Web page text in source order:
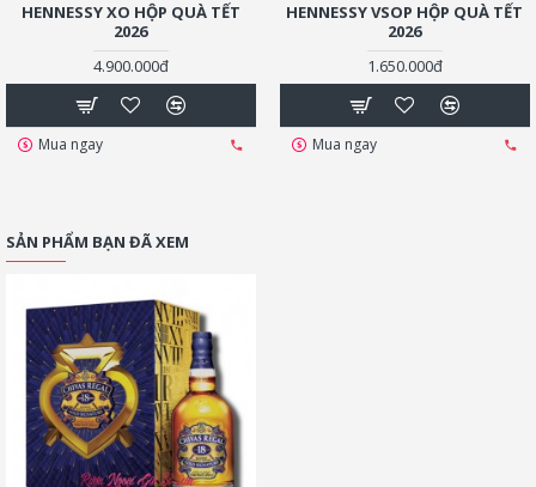
HENNESSY XO HỘP QUÀ TẾT
2026
4.900.000đ
Mua ngay
HENNESSY VSOP HỘP QUÀ TẾT
2026
1.650.000đ
Mua ngay
SẢN PHẨM BẠN ĐÃ XEM